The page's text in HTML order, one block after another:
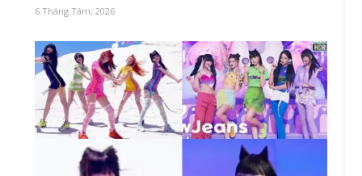
6 Tháng Tám, 2026